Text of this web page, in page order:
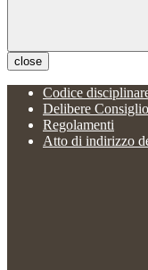
close
Codice
Delibere
Regolamenti
Atto di indirizzo